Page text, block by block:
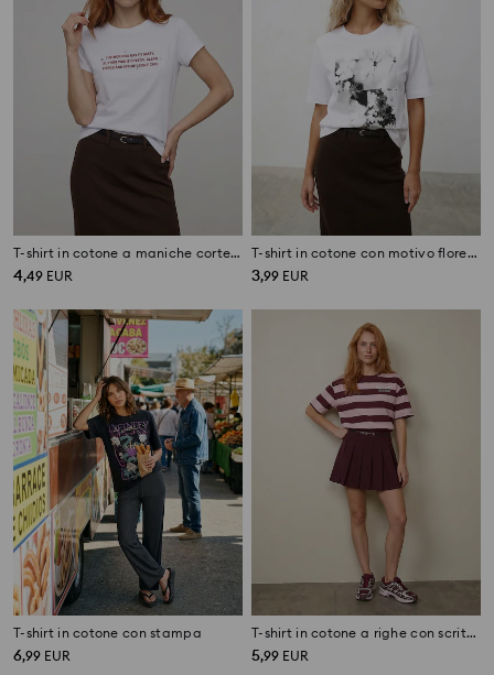
T-shirt in cotone a maniche corte con applicazioni lucide
4,49 EUR
T-shirt in cotone con motivo floreale
3,99 EUR
T-shirt in cotone con stampa
6,99 EUR
T-shirt in cotone a righe con scritta
5,99 EUR